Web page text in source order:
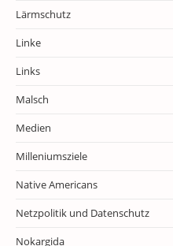
Lärmschutz
Linke
Links
Malsch
Medien
Milleniumsziele
Native Americans
Netzpolitik und Datenschutz
Nokargida